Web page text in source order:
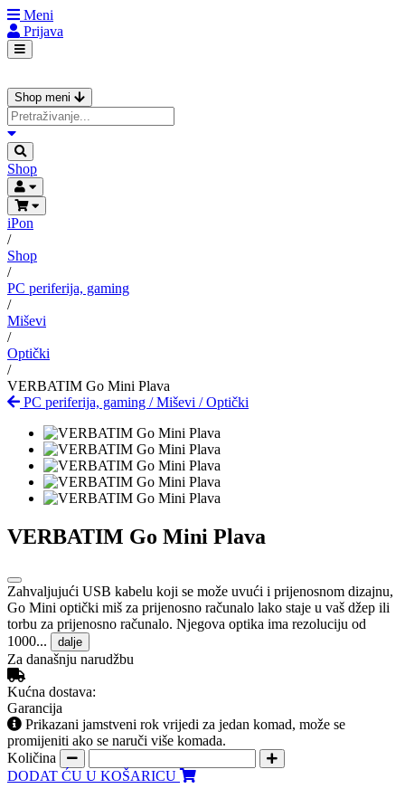
Meni
Prijava
Shop meni
Shop
iPon
/
Shop
/
PC periferija, gaming
/
Miševi
/
Optički
/
VERBATIM Go Mini Plava
PC periferija, gaming /Miševi /Optički
VERBATIM Go Mini Plava
Zahvaljujući USB kabelu koji se može uvući i prijenosnom dizajnu,
Go Mini optički miš za prijenosno računalo lako staje u vaš džep ili
torbu za prijenosno računalo. Njegova optika ima rezoluciju od
1000...
dalje
Za današnju narudžbu
Kućna dostava:
Garancija
Prikazani jamstveni rok vrijedi za jedan komad, može se
promijeniti ako se naruči više komada.
Količina
DODAT ĆU U KOŠARICU